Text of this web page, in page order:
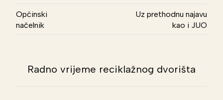
Općinski
načelnik
Uz prethodnu najavu
kao i JUO
Radno vrijeme reciklažnog dvorišta